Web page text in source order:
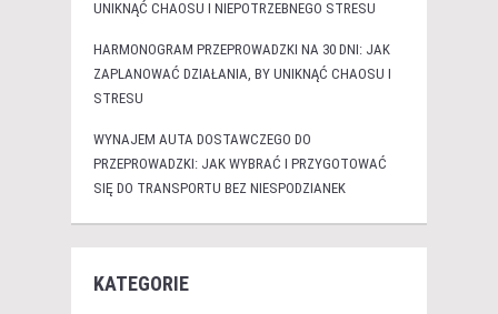
UNIKNĄĆ CHAOSU I NIEPOTRZEBNEGO STRESU
HARMONOGRAM PRZEPROWADZKI NA 30 DNI: JAK
ZAPLANOWAĆ DZIAŁANIA, BY UNIKNĄĆ CHAOSU I
STRESU
WYNAJEM AUTA DOSTAWCZEGO DO
PRZEPROWADZKI: JAK WYBRAĆ I PRZYGOTOWAĆ
SIĘ DO TRANSPORTU BEZ NIESPODZIANEK
KATEGORIE